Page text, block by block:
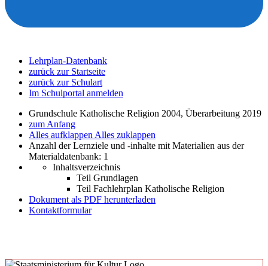
Lehrplan-Datenbank
zurück zur Startseite
zurück zur Schulart
Im Schulportal anmelden
Grundschule Katholische Religion 2004, Überarbeitung 2019
zum Anfang
Alles aufklappen Alles zuklappen
Anzahl der Lernziele und -inhalte mit Materialien aus der
Materialdatenbank: 1
Inhaltsverzeichnis
Teil Grundlagen
Teil Fachlehrplan Katholische Religion
Dokument als PDF herunterladen
Kontaktformular